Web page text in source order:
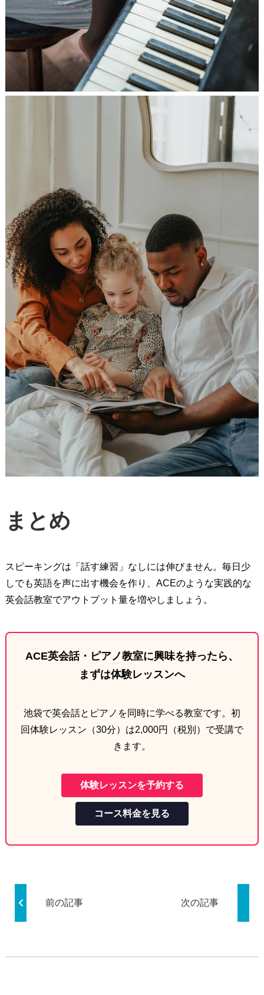
まとめ
スピーキングは「話す練習」なしには伸びません。毎日少
しでも英語を声に出す機会を作り、ACEのような実践的な
英会話教室でアウトプット量を増やしましょう。
ACE英会話・ピアノ教室に興味を持ったら、
まずは体験レッスンへ
池袋で英会話とピアノを同時に学べる教室です。初
回体験レッスン（30分）は2,000円（税別）で受講で
きます。
体験レッスンを予約する
コース料金を見る
前の記事 次の記事